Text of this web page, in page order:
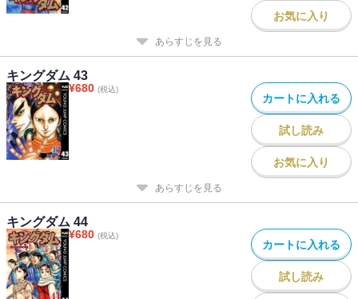
お気に入り
あらすじを見る
キングダム 43
¥680 (税込)
カートに入れる
試し読み
お気に入り
あらすじを見る
キングダム 44
¥680 (税込)
カートに入れる
試し読み